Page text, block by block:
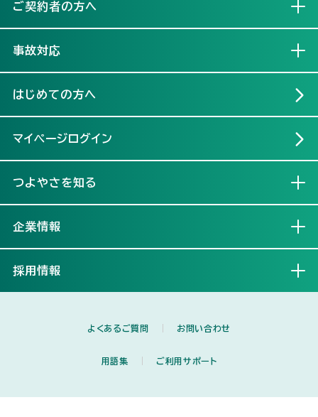
ご契約者の方へ
事故対応
はじめての方へ
マイページログイン
つよやさを知る
企業情報
採用情報
よくあるご質問 お問い合わせ
用語集 ご利用サポート